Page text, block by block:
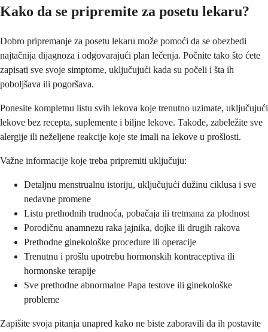
Kako da se pripremite za posetu lekaru?
Dobro pripremanje za posetu lekaru može pomoći da se obezbedi
najtačnija dijagnoza i odgovarajući plan lečenja. Počnite tako što ćete
zapisati sve svoje simptome, uključujući kada su počeli i šta ih
poboljšava ili pogoršava.
Ponesite kompletnu listu svih lekova koje trenutno uzimate, uključujući
lekove bez recepta, suplemente i biljne lekove. Takođe, zabeležite sve
alergije ili neželjene reakcije koje ste imali na lekove u prošlosti.
Važne informacije koje treba pripremiti uključuju:
Detaljnu menstrualnu istoriju, uključujući dužinu ciklusa i sve
nedavne promene
Listu prethodnih trudnoća, pobačaja ili tretmana za plodnost
Porodičnu anamnezu raka jajnika, dojke ili drugih rakova
Prethodne ginekološke procedure ili operacije
Trenutnu i prošlu upotrebu hormonskih kontraceptiva ili
hormonske terapije
Sve prethodne abnormalne Papa testove ili ginekološke
probleme
Zapišite svoja pitanja unapred kako ne biste zaboravili da ih postavite